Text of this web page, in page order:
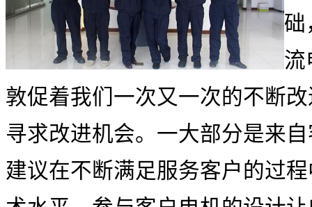
础
流
敦促着我们一次又一次的不断
寻求改进机会。一大部分是来
建议在不断满足服务客户的过